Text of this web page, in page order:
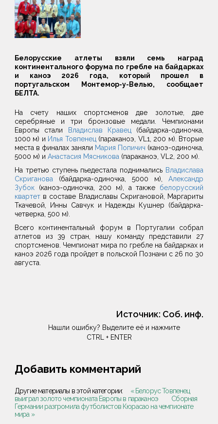
Белорусские атлеты взяли семь наград
континентального форума по гребле на байдарках
и каноэ 2026 года, который прошел в
португальском Монтемор-у-Велью, сообщает
БЕЛТА.
На счету наших спортсменов две золотые, две
серебряные и три бронзовые медали. Чемпионами
Европы стали
Владислав Кравец (байдарка-одиночка,
1000 м) и Илья Товпенец (параканоэ, VL1, 200 м). Вторые
места в финалах заняли Мария Попичич (каноэ-одиночка,
5000 м) и Анастасия Мясникова (параканоэ, VL2, 200 м).
На третью ступень пьедестала поднимались Владислава
Скриганова (байдарка-одиночка, 5000 м), Александр
Зубок (каноэ-одиночка, 200 м), а также белорусский
квартет в составе Владиславы Скригановой, Маргариты
Ткачевой, Инны Савчук и Надежды Кушнер (байдарка-
четверка, 500 м).
Всего континентальный форум в Португалии собрал
атлетов из 39 стран, нашу команду представили 27
спортсменов. Чемпионат мира по гребле на байдарках и
каноэ 2026 года пройдет в польской Познани с 26 по 30
августа.
Источник: Соб. инф.
Нашли ошибку? Выделите её и нажмите
CTRL + ENTER
Добавить комментарий
Другие материалы в этой категории:
« Белорус Товпенец
выиграл золото чемпионата Европы в параканоэ
Сборная
Германии разгромила футболистов Кюрасао на чемпионате
мира »